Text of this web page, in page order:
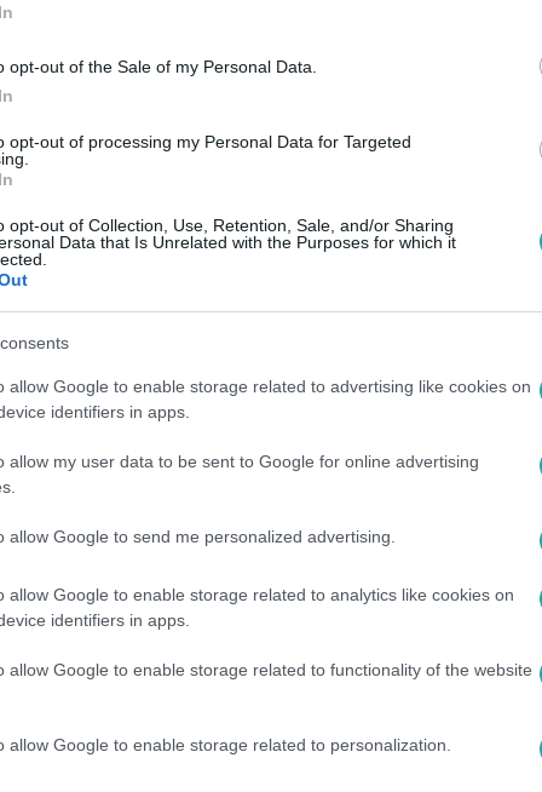
opt-out of the Sale of my Personal Data.
opt-out of processing my Personal Data for Targeted
opt-out of Collection, Use, Retention, Sale, and/or Sharing
Data that Is Unrelated with the Purposes for which it
allow Google to enable storage related to advertising like cookies on
identifiers in apps.
allow my user data to be sent to Google for online advertising
allow Google to send me personalized advertising.
allow Google to enable storage related to analytics like cookies on
identifiers in apps.
allow Google to enable storage related to functionality of the website
allow Google to enable storage related to personalization.
cipő kell” – Józsi bácsi nem adta
eladója, Rucsányi Józseg egy különleges retikült mutatott
indul az RTL vadonatúj műtárgy-
Andrással
az RTL új műtárgy-felfedező show-ja Sváby Andrással:
számított! Beton.Hofi dobosa is
műsorvezetője, Sváby András munkáját két szakember